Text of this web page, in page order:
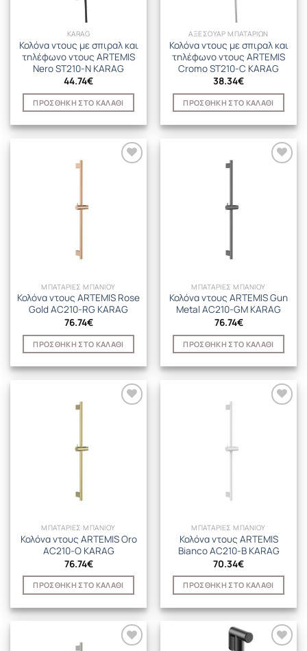
KARAG
Κολόνα ντους με σπιραλ και
τηλέφωνο ντους ARTEMIS
Nero ST210-N KARAG
44.74€
ΠΡΟΣΘΉΚΗ ΣΤΟ ΚΑΛΆΘΙ
ΑΞΕΣΟΥΑΡ ΜΠΑΤΑΡΙΩΝ
Κολόνα ντους με σπιραλ και
τηλέφωνο ντους ARTEMIS
Cromo ST210-C KARAG
38.34€
ΠΡΟΣΘΉΚΗ ΣΤΟ ΚΑΛΆΘΙ
ΜΠΑΤΑΡΙΕΣ ΜΠΑΝΙΟΥ
Κολόνα ντους ARTEMIS Rose
Gold AC210-RG KARAG
76.74€
ΠΡΟΣΘΉΚΗ ΣΤΟ ΚΑΛΆΘΙ
ΜΠΑΤΑΡΙΕΣ ΜΠΑΝΙΟΥ
Κολόνα ντους ARTEMIS Gun
Metal AC210-GM KARAG
76.74€
ΠΡΟΣΘΉΚΗ ΣΤΟ ΚΑΛΆΘΙ
ΜΠΑΤΑΡΙΕΣ ΜΠΑΝΙΟΥ
Κολόνα ντους ARTEMIS Oro
AC210-O KARAG
76.74€
ΠΡΟΣΘΉΚΗ ΣΤΟ ΚΑΛΆΘΙ
ΜΠΑΤΑΡΙΕΣ ΜΠΑΝΙΟΥ
Κολόνα ντους ARTEMIS
Bianco AC210-B KARAG
70.34€
ΠΡΟΣΘΉΚΗ ΣΤΟ ΚΑΛΆΘΙ